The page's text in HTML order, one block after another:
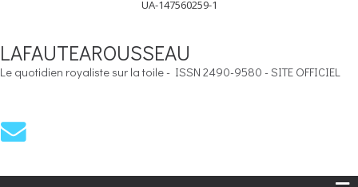
UA-147560259-1
LAFAUTEAROUSSEAU
Le quotidien royaliste sur la toile - ISSN 2490-9580 - SITE OFFICIEL